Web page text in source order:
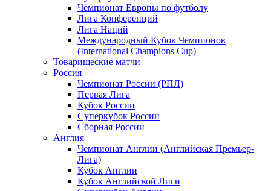
Чемпионат Европы по футболу
Лига Конференций
Лига Наций
Международный Кубок Чемпионов
(International Champions Cup)
Товарищеские матчи
Россия
Чемпионат России (РПЛ)
Первая Лига
Кубок России
Суперкубок России
Сборная России
Англия
Чемпионат Англии (Английская Премьер-
Лига)
Кубок Англии
Кубок Английской Лиги